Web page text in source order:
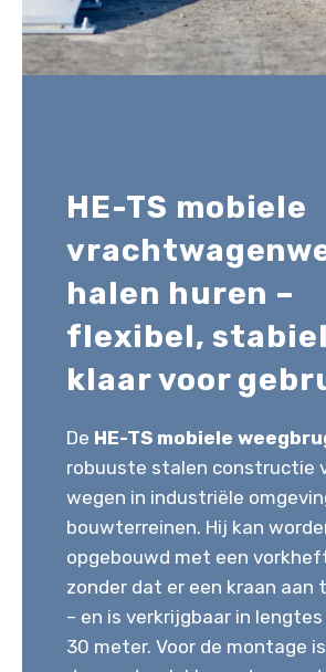
HE-TS mobiele
halen huren –
flexibel,
klaar voor
De HE-TS mobiele
robuuste stalen constructie
wegen in industriële
bouwterreinen. Hij kan
opgebouwd met een
zonder dat er een kraan aan
– en is verkrijgbaar in
30 meter. Voor de montage